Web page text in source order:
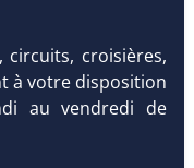
DEMANDE
D’INFORMATIONS
circuits, croisières,
à votre disposition
au vendredi de